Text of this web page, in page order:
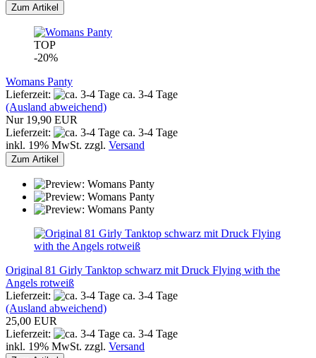
Zum Artikel
TOP
-20%
Womans Panty
Lieferzeit:
ca. 3-4 Tage
(Ausland abweichend)
Nur 19,90 EUR
Lieferzeit:
ca. 3-4 Tage
inkl. 19% MwSt. zzgl. Versand
Zum Artikel
Original 81 Girly Tanktop schwarz mit Druck Flying with the
Angels rotweiß
Lieferzeit:
ca. 3-4 Tage
(Ausland abweichend)
25,00 EUR
Lieferzeit:
ca. 3-4 Tage
inkl. 19% MwSt. zzgl. Versand